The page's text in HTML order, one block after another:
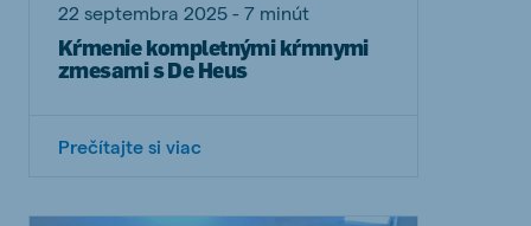
22 septembra 2025 - 7 minút
Kŕmenie kompletnými kŕmnymi
zmesami s De Heus
Prečítajte si viac